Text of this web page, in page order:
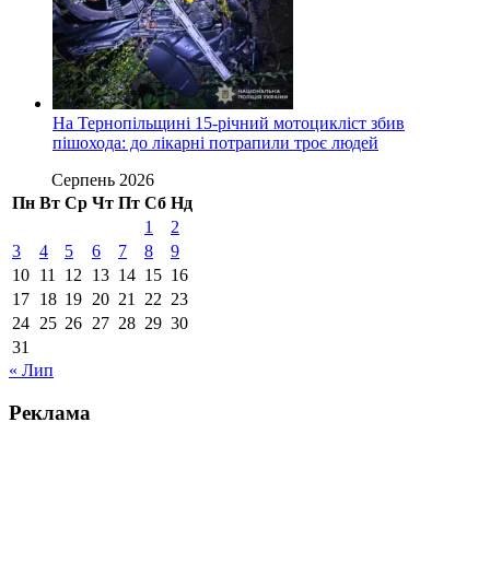
На Тернопільщині 15-річний мотоцикліст збив
пішохода: до лікарні потрапили троє людей
Серпень 2026
Пн Вт Ср Чт Пт Сб Нд
1
2
3
4 5 6 7 8
9
10 11 12 13 14 15 16
17 18 19 20 21 22 23
24 25 26 27 28 29 30
31
« Лип
Реклама